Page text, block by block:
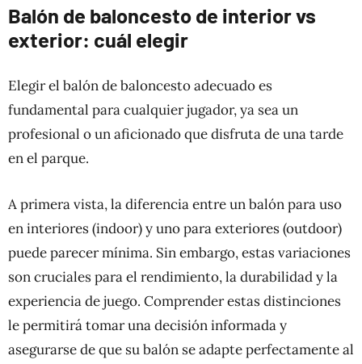
Balón de baloncesto de interior vs
exterior: cuál elegir
Elegir el balón de baloncesto adecuado es
fundamental para cualquier jugador, ya sea un
profesional o un aficionado que disfruta de una tarde
en el parque.
A primera vista, la diferencia entre un balón para uso
en interiores (indoor) y uno para exteriores (outdoor)
puede parecer mínima. Sin embargo, estas variaciones
son cruciales para el rendimiento, la durabilidad y la
experiencia de juego. Comprender estas distinciones
le permitirá tomar una decisión informada y
asegurarse de que su balón se adapte perfectamente al